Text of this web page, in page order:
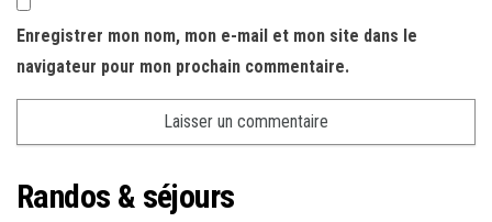
Enregistrer mon nom, mon e-mail et mon site dans le
navigateur pour mon prochain commentaire.
Randos & séjours